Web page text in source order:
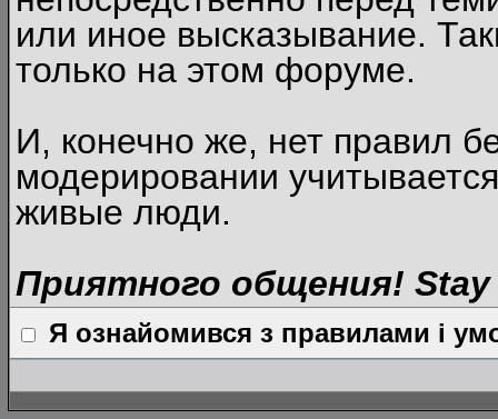
или иное высказывание.
только на этом форуме.
И, конечно же, нет правил
модерировании
живые люди.
Приятного общения! Stay
Я ознайомився з правилами і